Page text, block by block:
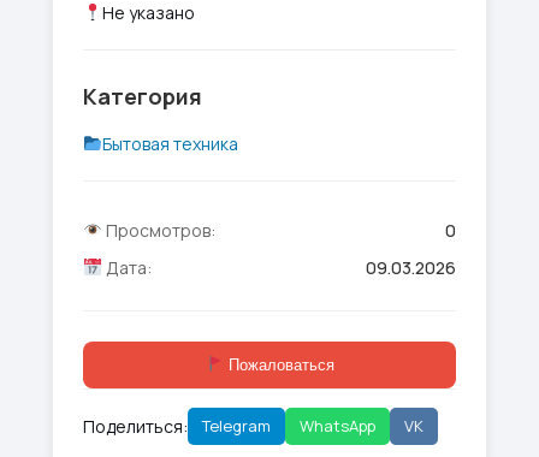
Не указано
Категория
Бытовая техника
Просмотров:
0
Дата:
09.03.2026
Пожаловаться
Поделиться: Telegram WhatsApp VK